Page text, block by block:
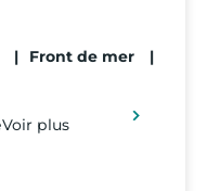
| Front de mer
|
Voir plus